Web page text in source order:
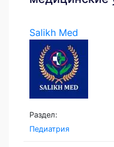
Salikh Med
Раздел:
Педиатрия